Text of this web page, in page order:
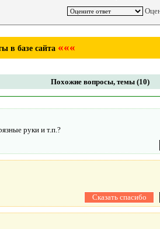
в базе сайта «««
Похожие вопросы, темы (10)
руки и т.п.?